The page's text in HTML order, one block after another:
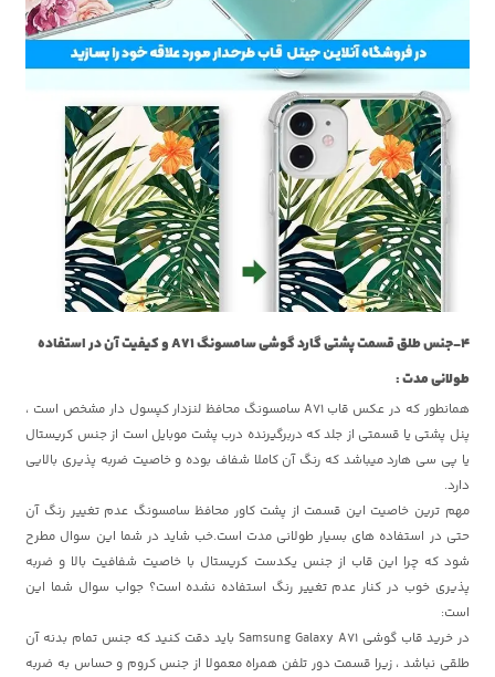
4-جنس طلق قسمت پشتی گارد گوشی سامسونگ A71 و کیفیت آن در استفاده
طولانی مدت :
همانطور که در عکس قاب A71 سامسونگ محافظ لنزدار کپسول دار مشخص است ،
پنل پشتی یا قسمتی از جلد که دربرگیرنده درب پشت موبایل است از جنس کریستال
یا پی سی هارد میباشد که رنگ آن کاملا شفاف بوده و خاصیت ضربه پذیری بالایی
دارد.
مهم ترین خاصیت این قسمت از پشت کاور محافظ سامسونگ عدم تغییر رنگ آن
حتی در استفاده های بسیار طولانی مدت است.خب شاید در شما این سوال مطرح
شود که چرا این قاب از جنس یکدست کریستال با خاصیت شفافیت بالا و ضربه
پذیری خوب در کنار عدم تغییر رنگ استفاده نشده است؟ جواب سوال شما این
است:
در خرید قاب گوشی Samsung Galaxy A71 باید دقت کنید که جنس تمام بدنه آن
طلقی نباشد ، زیرا قسمت دور تلفن همراه معمولا از جنس کروم و حساس به ضربه